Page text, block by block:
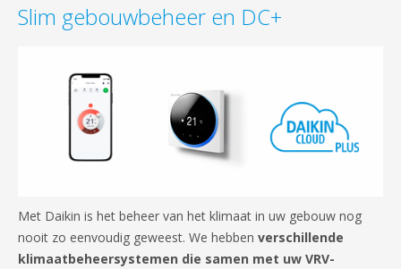
Slim gebouwbeheer en DC+
Met Daikin is het beheer van het klimaat in uw gebouw nog
nooit zo eenvoudig geweest. We hebben verschillende
klimaatbeheersystemen die samen met uw VRV-